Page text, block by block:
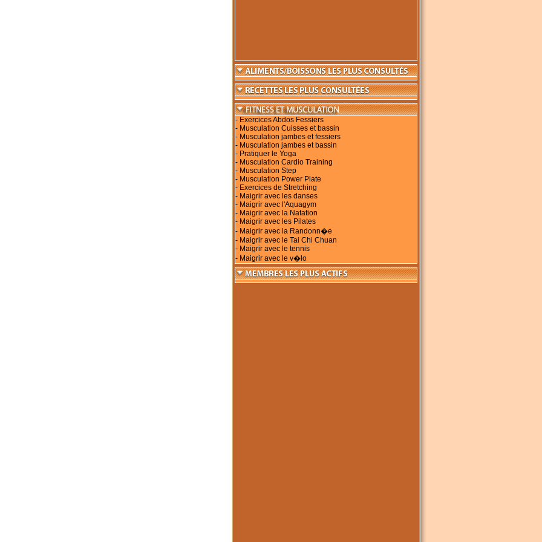
- Exercices Abdos Fessiers
- Musculation Cuisses et bassin
- Musculation jambes et fessiers
- Musculation jambes et bassin
- Pratiquer le Yoga
- Musculation Cardio Training
- Musculation Step
- Musculation Power Plate
- Exercices de Stretching
- Maigrir avec les danses
- Maigrir avec l'Aquagym
- Maigrir avec la Natation
- Maigrir avec les Pilates
- Maigrir avec la Randonn�e
- Maigrir avec le Tai Chi Chuan
- Maigrir avec le tennis
- Maigrir avec le v�lo